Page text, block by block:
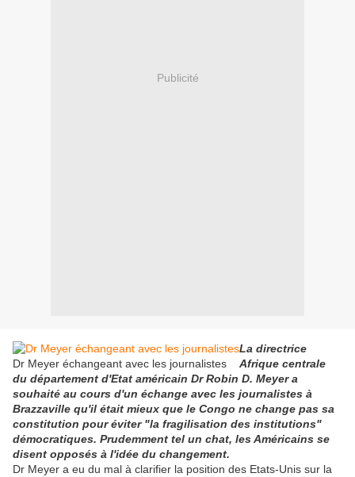
Publicité
Dr Meyer échangeant avec les journalistes
La directrice
Afrique centrale
du département d'Etat américain Dr Robin D. Meyer a
souhaité au cours d'un échange avec les journalistes à
Brazzaville qu'il était mieux que le Congo ne change pas sa
constitution pour éviter "la fragilisation des institutions"
démocratiques. Prudemment tel un chat, les Américains se
disent opposés à l'idée du changement.
Dr Meyer a eu du mal à clarifier la position des Etats-Unis sur la